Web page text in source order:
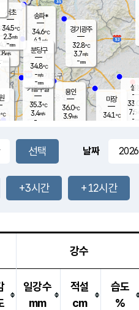
과천
℃
m/s
- mm
-mm
-mm
용인
36.0℃
3.9m/s
경기광주
32.8℃
3.7m/s
-mm
36.5℃
2.2m/s
-mm
마장
34.1℃
설봉
33.0
7.5
- mm
송파*
34.6℃
4.1 m/s
-mm
서초
34.5℃
2.3m/s
-mm
기흥구갈
35.3℃
3.4m/s
-
분당구
34.8℃
-m/s
-mm
℃
m/s
날짜
+3시간 +12시간
강수
일강수
mm
적설
cm
습도
%